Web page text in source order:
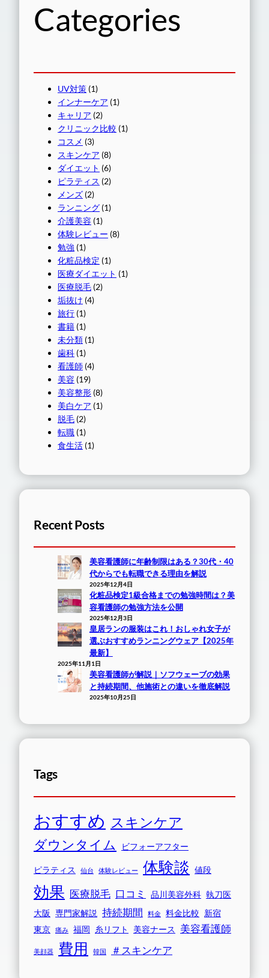
Categories
UV対策 (1)
インナーケア (1)
キャリア (2)
クリニック比較 (1)
コスメ (3)
スキンケア (8)
ダイエット (6)
ピラティス (2)
メンズ (2)
ランニング (1)
介護美容 (1)
体験レビュー (8)
勉強 (1)
化粧品検定 (1)
医療ダイエット (1)
医療脱毛 (2)
垢抜け (4)
旅行 (1)
書籍 (1)
未分類 (1)
歯科 (1)
看護師 (4)
美容 (19)
美容整形 (8)
美白ケア (1)
脱毛 (2)
転職 (1)
食生活 (1)
Recent Posts
美容看護師に年齢制限はある？30代・40
代からでも転職できる理由を解説
2025年12月4日
化粧品検定1級合格までの勉強時間は？美
容看護師の勉強方法を公開
2025年12月3日
皇居ランの服装はこれ！おしゃれ女子が
選ぶおすすめランニングウェア【2025年
最新】
2025年11月1日
美容看護師が解説｜ソフウェーブの効果
と持続期間、他施術との違いを徹底解説
2025年10月25日
Tags
おすすめ スキンケア
ダウンタイム ビフォーアフター
ピラティス 仙台 体験レビュー 体験談 値段
効果 医療脱毛 口コミ 品川美容外科 執刀医
大阪 専門家解説 持続期間 料金 料金比較 新宿
東京
痛み 福岡 糸リフト 美容ナース 美容看護師
美顔器 費用 韓国 ＃スキンケア